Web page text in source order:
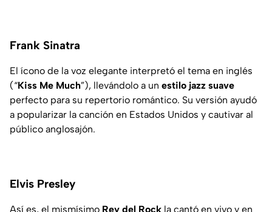
Frank Sinatra
El ícono de la voz elegante interpretó el tema en inglés
(“Kiss Me Much”), llevándolo a un estilo jazz suave
perfecto para su repertorio romántico. Su versión ayudó
a popularizar la canción en Estados Unidos y cautivar al
público anglosajón.
Elvis Presley
Así es, el mismísimo Rey del Rock la cantó en vivo y en